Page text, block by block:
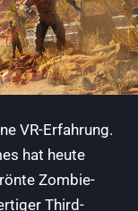
VR-Erfahrung.
hat heute
Zombie-
Third-